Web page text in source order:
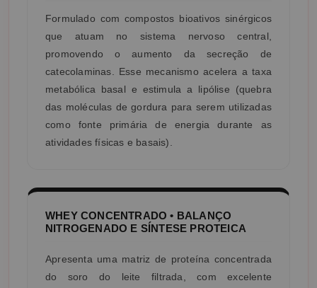
Formulado com compostos bioativos sinérgicos
que atuam no sistema nervoso central,
promovendo o aumento da secreção de
catecolaminas. Esse mecanismo acelera a taxa
metabólica basal e estimula a lipólise (quebra
das moléculas de gordura para serem utilizadas
como fonte primária de energia durante as
atividades físicas e basais).
WHEY CONCENTRADO • BALANÇO
NITROGENADO E SÍNTESE PROTEICA
Apresenta uma matriz de proteína concentrada
do soro do leite filtrada, com excelente